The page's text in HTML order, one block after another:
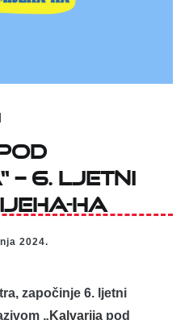
|
– 6. LJETNI
HA
2024.
započinje 6. ljetni
„ Kalvarija pod